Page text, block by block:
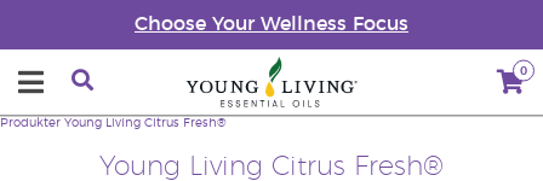
Choose Your Wellness Focus
0
Young Living Citrus Fresh®
Produkter Young Living Citrus Fresh®